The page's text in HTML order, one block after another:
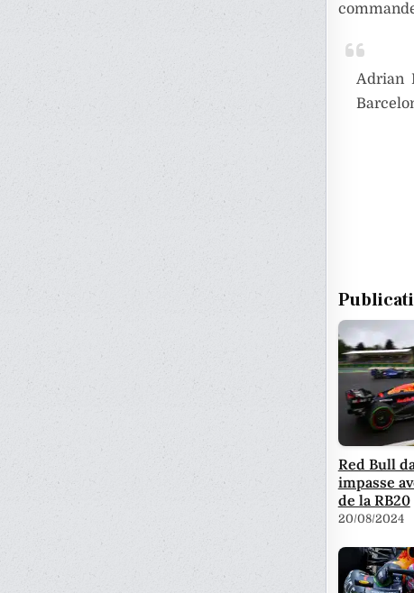
Adrian
Red Bull
impasse
de la RB20
20/08/2024